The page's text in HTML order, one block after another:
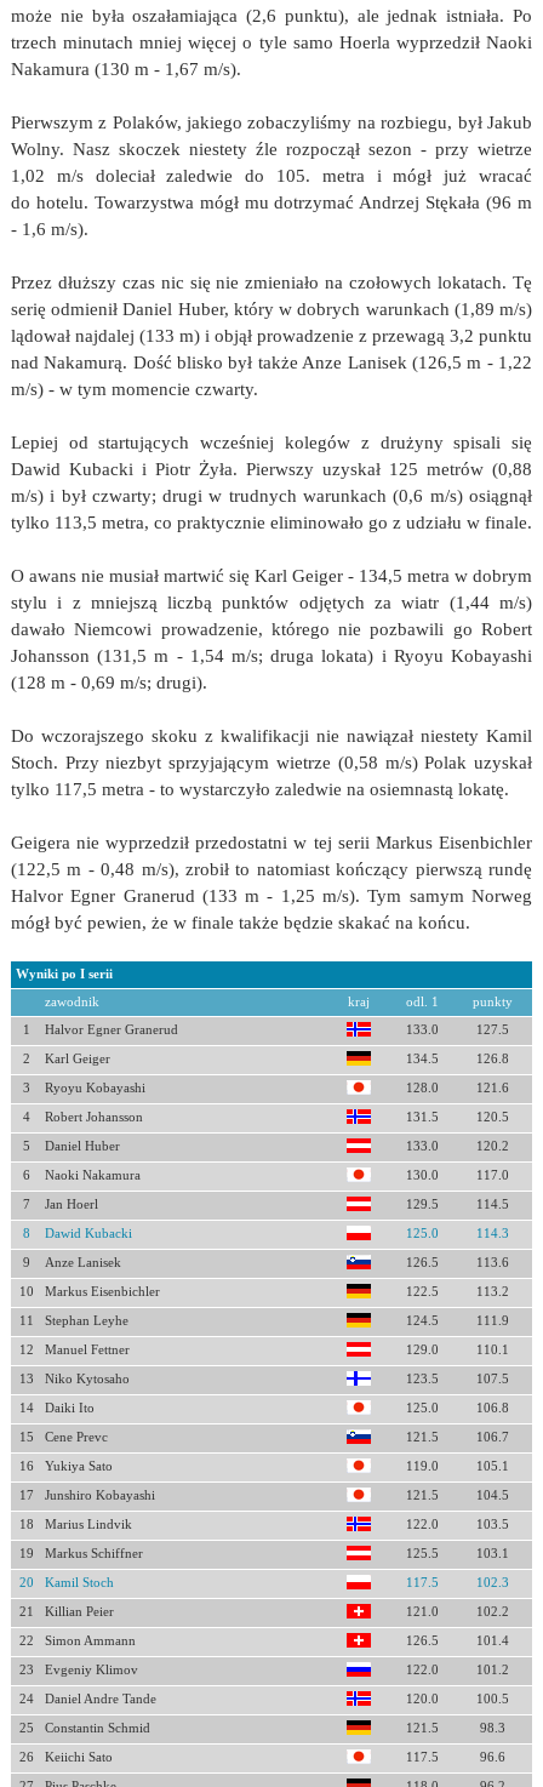
może nie była oszałamiająca (2,6 punktu), ale jednak istniała. Po
trzech minutach mniej więcej o tyle samo Hoerla wyprzedził Naoki
Nakamura (130 m - 1,67 m/s).
Pierwszym z Polaków, jakiego zobaczyliśmy na rozbiegu, był Jakub
Wolny. Nasz skoczek niestety źle rozpoczął sezon - przy wietrze
1,02 m/s doleciał zaledwie do 105. metra i mógł już wracać
do hotelu. Towarzystwa mógł mu dotrzymać Andrzej Stękała (96 m
- 1,6 m/s).
Przez dłuższy czas nic się nie zmieniało na czołowych lokatach. Tę
serię odmienił Daniel Huber, który w dobrych warunkach (1,89 m/s)
lądował najdalej (133 m) i objął prowadzenie z przewagą 3,2 punktu
nad Nakamurą. Dość blisko był także Anze Lanisek (126,5 m - 1,22
m/s) - w tym momencie czwarty.
Lepiej od startujących wcześniej kolegów z drużyny spisali się
Dawid Kubacki i Piotr Żyła. Pierwszy uzyskał 125 metrów (0,88
m/s) i był czwarty; drugi w trudnych warunkach (0,6 m/s) osiągnął
tylko 113,5 metra, co praktycznie eliminowało go z udziału w finale.
O awans nie musiał martwić się Karl Geiger - 134,5 metra w dobrym
stylu i z mniejszą liczbą punktów odjętych za wiatr (1,44 m/s)
dawało Niemcowi prowadzenie, którego nie pozbawili go Robert
Johansson (131,5 m - 1,54 m/s; druga lokata) i Ryoyu Kobayashi
(128 m - 0,69 m/s; drugi).
Do wczorajszego skoku z kwalifikacji nie nawiązał niestety Kamil
Stoch. Przy niezbyt sprzyjającym wietrze (0,58 m/s) Polak uzyskał
tylko 117,5 metra - to wystarczyło zaledwie na osiemnastą lokatę.
Geigera nie wyprzedził przedostatni w tej serii Markus Eisenbichler
(122,5 m - 0,48 m/s), zrobił to natomiast kończący pierwszą rundę
Halvor Egner Granerud (133 m - 1,25 m/s). Tym samym Norweg
mógł być pewien, że w finale także będzie skakać na końcu.
Wyniki po I serii
zawodnik kraj odl. 1 punkty
1 Halvor Egner Granerud 133.0 127.5
2 Karl Geiger 134.5 126.8
3 Ryoyu Kobayashi 128.0 121.6
4 Robert Johansson 131.5 120.5
5 Daniel Huber 133.0 120.2
6 Naoki Nakamura 130.0 117.0
7 Jan Hoerl 129.5 114.5
8 Dawid Kubacki 125.0 114.3
9 Anze Lanisek 126.5 113.6
10 Markus Eisenbichler 122.5 113.2
11 Stephan Leyhe 124.5 111.9
12 Manuel Fettner 129.0 110.1
13 Niko Kytosaho 123.5 107.5
14 Daiki Ito 125.0 106.8
15 Cene Prevc 121.5 106.7
16 Yukiya Sato 119.0 105.1
17 Junshiro Kobayashi 121.5 104.5
18 Marius Lindvik 122.0 103.5
19 Markus Schiffner 125.5 103.1
20 Kamil Stoch 117.5 102.3
21 Killian Peier 121.0 102.2
22 Simon Ammann 126.5 101.4
23 Evgeniy Klimov 122.0 101.2
24 Daniel Andre Tande 120.0 100.5
25 Constantin Schmid 121.5 98.3
26 Keiichi Sato 117.5 96.6